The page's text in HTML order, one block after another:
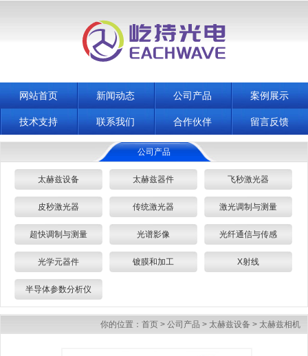
网站首页 新闻动态 公司产品 案例展示
技术支持 联系我们 合作伙伴 留言反馈
公司产品
太赫兹设备 太赫兹器件 飞秒激光器
皮秒激光器 传统激光器 激光调制与测量
超快调制与测量 光谱影像 光纤通信与传感
光学元器件 镀膜和加工 X射线
半导体参数分析仪
你的位置： 首页 > 公司产品 > 太赫兹设备 > 太赫兹相机